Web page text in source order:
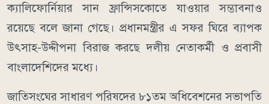
ক্যালিফোর্নিয়ার সান ফ্রান্সিসকোতে যাওয়ার সম্ভাবনাও
রয়েছে বলে জানা গেছে। প্রধানমন্ত্রীর এ সফর ঘিরে ব্যাপক
উৎসাহ-উদ্দীপনা বিরাজ করছে দলীয় নেতাকর্মী ও প্রবাসী
বাংলাদেশিদের মধ্যে।
জাতিসংঘের সাধারণ পরিষদের ৮১তম অধিবেশনের সভাপতি